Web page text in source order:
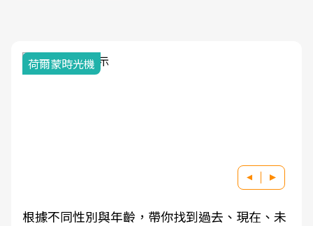
荷爾蒙時光機
根據不同性別與年齡，帶你找到過去、現在、未